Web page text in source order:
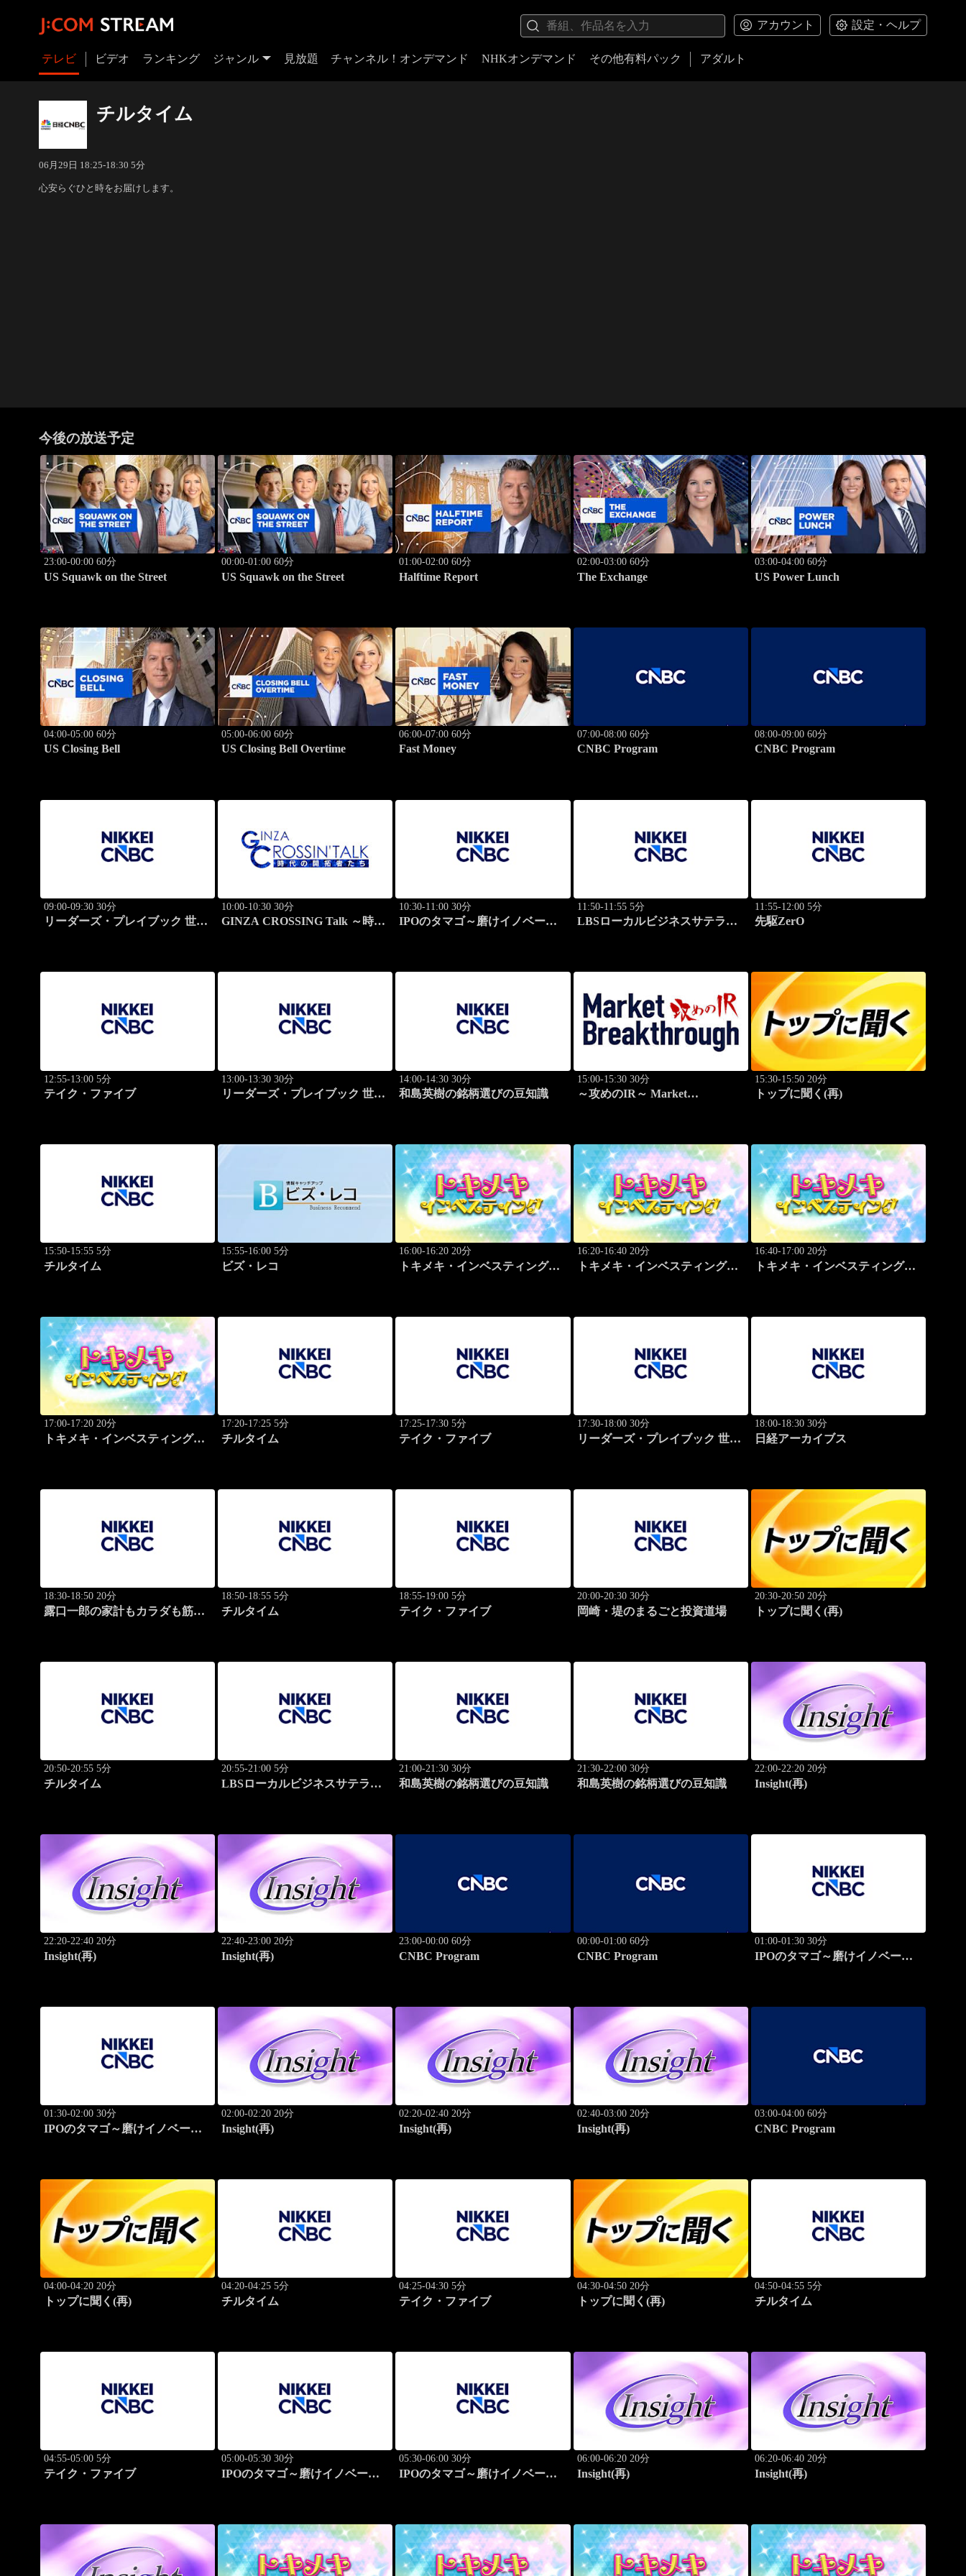
アカウント 設定・ヘルプ
テレビ ビデオ ランキング ジャンル 見放題 チャンネル！オンデマンド NHKオンデマンド その他有料パック アダルト
チルタイム
06月29日 18:25-18:30 5分
心安らぐひと時をお届けします。
今後の放送予定
23:00-00:00 60分
US Squawk on the Street
00:00-01:00 60分
US Squawk on the Street
01:00-02:00 60分
Halftime Report
02:00-03:00 60分
The Exchange
03:00-04:00 60分
US Power Lunch
04:00-05:00 60分
US Closing Bell
05:00-06:00 60分
US Closing Bell Overtime
06:00-07:00 60分
Fast Money
07:00-08:00 60分
CNBC Program
08:00-09:00 60分
CNBC Program
09:00-09:30 30分
リーダーズ・プレイブック 世界
10:00-10:30 30分
GINZA CROSSING Talk ～時代
10:30-11:00 30分
IPOのタマゴ～磨けイノベーシ
11:50-11:55 5分
LBSローカルビジネスサテライ
11:55-12:00 5分
先駆ZerO
12:55-13:00 5分
テイク・ファイブ
13:00-13:30 30分
リーダーズ・プレイブック 世界
14:00-14:30 30分
和島英樹の銘柄選びの豆知識
15:00-15:30 30分
～攻めのIR～ Market
15:30-15:50 20分
トップに聞く(再)
15:50-15:55 5分
チルタイム
15:55-16:00 5分
ビズ・レコ
16:00-16:20 20分
トキメキ・インベスティング・
16:20-16:40 20分
トキメキ・インベスティング・
16:40-17:00 20分
トキメキ・インベスティング・
17:00-17:20 20分
トキメキ・インベスティング・
17:20-17:25 5分
チルタイム
17:25-17:30 5分
テイク・ファイブ
17:30-18:00 30分
リーダーズ・プレイブック 世界
18:00-18:30 30分
日経アーカイブス
18:30-18:50 20分
露口一郎の家計もカラダも筋肉
18:50-18:55 5分
チルタイム
18:55-19:00 5分
テイク・ファイブ
20:00-20:30 30分
岡崎・堤のまるごと投資道場
20:30-20:50 20分
トップに聞く(再)
20:50-20:55 5分
チルタイム
20:55-21:00 5分
LBSローカルビジネスサテライ
21:00-21:30 30分
和島英樹の銘柄選びの豆知識
21:30-22:00 30分
和島英樹の銘柄選びの豆知識
22:00-22:20 20分
Insight(再)
22:20-22:40 20分
Insight(再)
22:40-23:00 20分
Insight(再)
23:00-00:00 60分
CNBC Program
00:00-01:00 60分
CNBC Program
01:00-01:30 30分
IPOのタマゴ～磨けイノベーシ
01:30-02:00 30分
IPOのタマゴ～磨けイノベーシ
02:00-02:20 20分
Insight(再)
02:20-02:40 20分
Insight(再)
02:40-03:00 20分
Insight(再)
03:00-04:00 60分
CNBC Program
04:00-04:20 20分
トップに聞く(再)
04:20-04:25 5分
チルタイム
04:25-04:30 5分
テイク・ファイブ
04:30-04:50 20分
トップに聞く(再)
04:50-04:55 5分
チルタイム
04:55-05:00 5分
テイク・ファイブ
05:00-05:30 30分
IPOのタマゴ～磨けイノベーシ
05:30-06:00 30分
IPOのタマゴ～磨けイノベーシ
06:00-06:20 20分
Insight(再)
06:20-06:40 20分
Insight(再)